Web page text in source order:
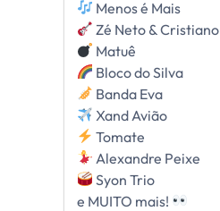
Menos é Mais
Zé Neto & Cristiano
Matuê
Bloco do Silva
Banda Eva
Xand Avião
Tomate
Alexandre Peixe
Syon Trio
e MUITO mais!